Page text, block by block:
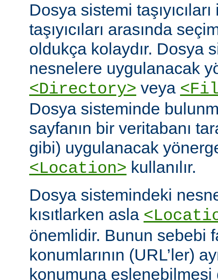
Dosya sistemi
taşıyıcıları arasında
oldukça kolaydır. Dosya
nesnelere uygulanacak
<Directory> veya
Dosya sisteminde
sayfanın bir veritabanı
gibi) uygulanacak
<Location> kullanılır.
Dosya sistemindeki
kısıtlarken asla
önemlidir. Bunun sebebi
konumlarının (URL’ler)
konumuna eşlenebilmesi